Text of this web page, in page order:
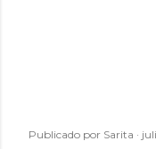
Publicado por Sarita